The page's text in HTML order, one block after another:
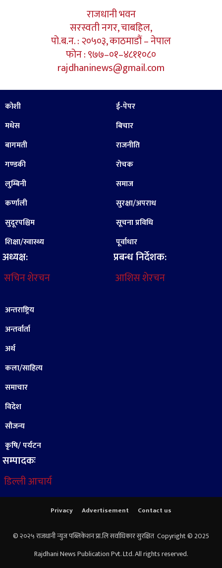
राजधानी भवन
सरस्वती नगर, चाबहिल,
पो.ब.न. : २०५०३, काठमाडौं – नेपाल
फोन : ९७७–०१–४८११०८०
rajdhaninews@gmail.com
कोशी
मधेस
बागमती
गण्डकी
लुम्बिनी
कर्णाली
सुदूरपश्चिम
शिक्षा/स्वास्थ्य
अध्यक्ष:
सचिन शेरचन
ई-पेपर
बिचार
राजनीति
रोचक
समाज
सुरक्षा/अपराध
सूचना प्रविधि
पूर्वाधार
प्रबन्ध निर्देशक:
आशिस शेरचन
अन्तराष्ट्रिय
अन्तर्वार्ता
अर्थ
कला/साहित्य
समाचार
विदेश
सौजन्य
कृषि/ पर्यटन
सम्पादकः
डिल्ली आचार्य
Privacy Advertisement Contact us
© २०२५ राजधानी न्युज पब्लिकेशन प्रा.लि सर्वाधिकार सुरक्षित Copyright © 2025
Rajdhani News Publication Pvt. Ltd. All rights reserved.